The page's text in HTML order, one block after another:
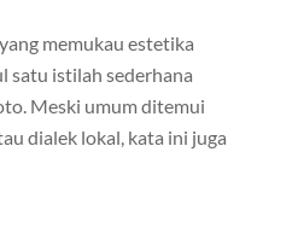
memukau estetika
satu istilah sederhana
Meski umum ditemui
dialek lokal, kata ini juga